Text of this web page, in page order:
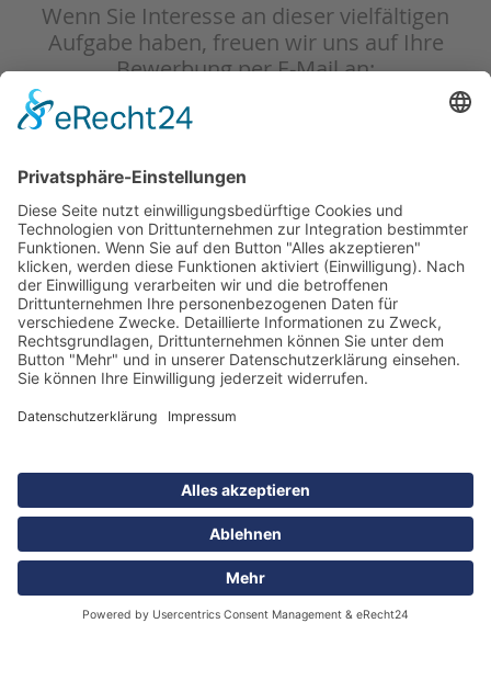
Wenn Sie Interesse an dieser vielfältigen
Aufgabe haben, freuen wir uns auf Ihre
Bewerbung per E-Mail an:
oder schriftlich an:
SCHLIE Hydraulik-Service GmbH
Herrn Steffen Hentze
Am Liepengraben 7a
18147 Rostock
Standort Hamburg
Buschwerder Winkel 2
21107 Hamburg
Tel.: 040 / 75 60 100
(24 Stunden Rufbereitschaft)